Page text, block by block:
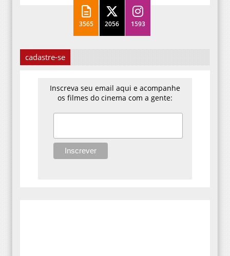
3565 2056 1593
cadastre-se
Inscreva seu email aqui e acompanhe
os filmes do cinema com a gente: